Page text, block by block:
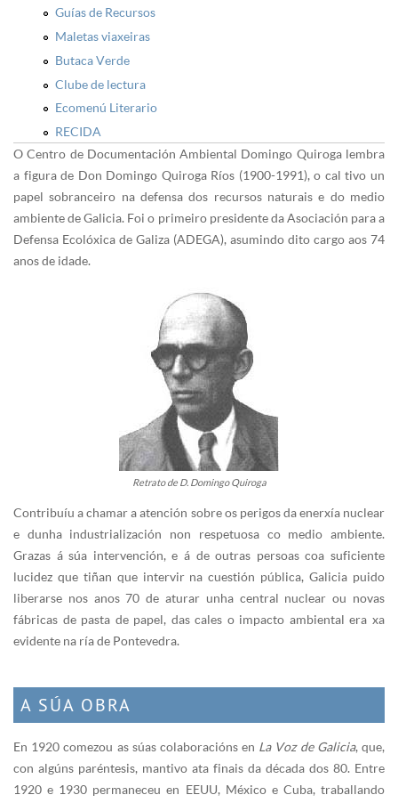
Guías de Recursos
Maletas viaxeiras
Butaca Verde
Clube de lectura
Ecomenú Literario
RECIDA
O Centro de Documentación Ambiental Domingo Quiroga lembra
a figura de Don Domingo Quiroga Ríos (1900-1991), o cal tivo un
papel sobranceiro na defensa dos recursos naturais e do medio
ambiente de Galicia. Foi o primeiro presidente da Asociación para a
Defensa Ecolóxica de Galiza (ADEGA), asumindo dito cargo aos 74
anos de idade.
Retrato de D. Domingo Quiroga
Contribuíu a chamar a atención sobre os perigos da enerxía nuclear
e dunha industrialización non respetuosa co medio ambiente.
Grazas á súa intervención, e á de outras persoas coa suficiente
lucidez que tiñan que intervir na cuestión pública, Galicia puido
liberarse nos anos 70 de aturar unha central nuclear ou novas
fábricas de pasta de papel, das cales o impacto ambiental era xa
evidente na ría de Pontevedra.
A SÚA OBRA
En 1920 comezou as súas colaboracións en La Voz de Galicia, que,
con algúns paréntesis, mantivo ata finais da década dos 80. Entre
1920 e 1930 permaneceu en EEUU, México e Cuba, traballando